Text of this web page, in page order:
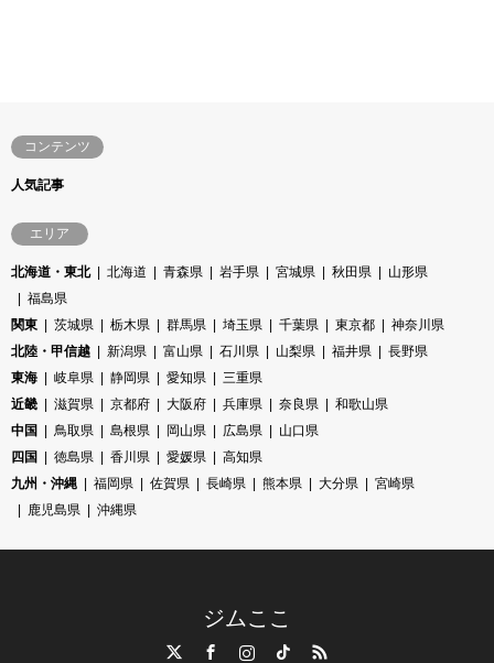
コンテンツ
人気記事
エリア
北海道・東北 北海道 青森県 岩手県 宮城県 秋田県
山形県
福島県
関東
茨城県 栃木県 群馬県 埼玉県 千葉県 東京都
神奈川県
北陸・甲信越
新潟県 富山県 石川県 山梨県 福井県
長野県
東海
岐阜県 静岡県 愛知県
三重県
近畿
滋賀県 京都府 大阪府 兵庫県 奈良県
和歌山県
中国
鳥取県 島根県 岡山県 広島県
山口県
四国
徳島県 香川県 愛媛県
高知県
九州・沖縄
福岡県 佐賀県 長崎県 熊本県 大分県
宮崎県
鹿児島県
沖縄県
ジムここ
TikTok RSS